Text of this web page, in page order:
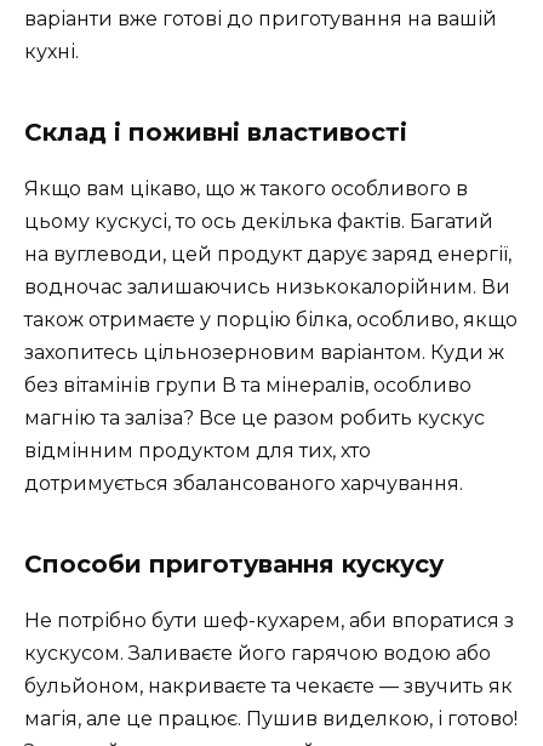
варіанти вже готові до приготування на вашій
кухні.
Склад і поживні властивості
Якщо вам цікаво, що ж такого особливого в
цьому кускусі, то ось декілька фактів. Багатий
на вуглеводи, цей продукт дарує заряд енергії,
водночас залишаючись низькокалорійним. Ви
також отримаєте у порцію білка, особливо, якщо
захопитесь цільнозерновим варіантом. Куди ж
без вітамінів групи В та мінералів, особливо
магнію та заліза? Все це разом робить кускус
відмінним продуктом для тих, хто
дотримується збалансованого харчування.
Способи приготування кускусу
Не потрібно бути шеф-кухарем, аби впоратися з
кускусом. Заливаєте його гарячою водою або
бульйоном, накриваєте та чекаєте — звучить як
магія, але це працює. Пушив виделкою, і готово!